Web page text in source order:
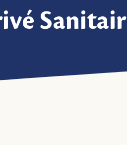
Sanitair